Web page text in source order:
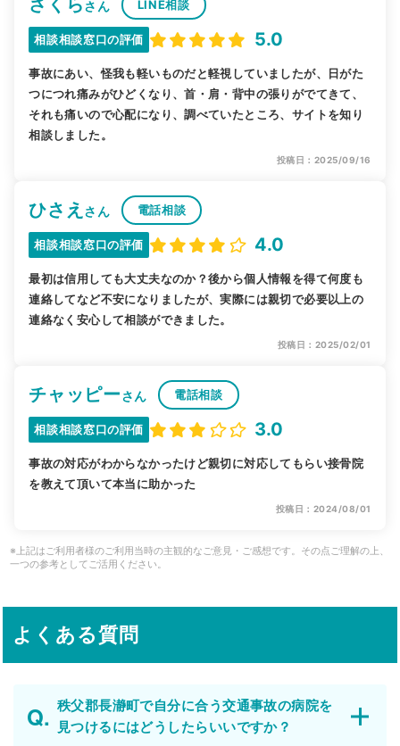
さくらさん LINE相談
相談相談窓口の評価 5.0
事故にあい、怪我も軽いものだと軽視していましたが、日がた
つにつれ痛みがひどくなり、首・肩・背中の張りがでてきて、
それも痛いので心配になり、調べていたところ、サイトを知り
相談しました。
投稿日：2025/09/16
ひさえ さん 電話相談
相談相談窓口の評価 4.0
最初は信用しても大丈夫なのか？後から個人情報を得て何度も
連絡してなど不安になりましたが、実際には親切で必要以上の
連絡なく安心して相談ができました。
投稿日：2025/02/01
チャッピーさん 電話相談
相談相談窓口の評価 3.0
事故の対応がわからなかったけど親切に対応してもらい接骨院
を教えて頂いて本当に助かった
投稿日：2024/08/01
※上記はご利用者様のご利用当時の主観的なご意見・ご感想です。その点ご理解の上、
一つの参考としてご活用ください。
よくある質問
秩父郡長瀞町で自分に合う交通事故の病院を
見つけるにはどうしたらいいですか？